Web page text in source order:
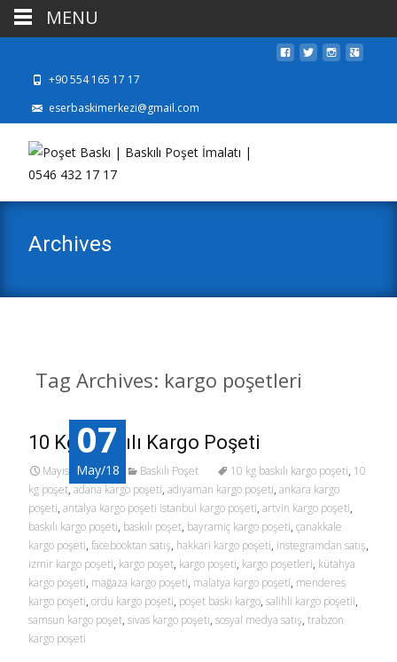
+90 554 165 17 17
eserbaskimerkezi@gmail.com
Archives
Tag Archives: kargo poşetleri
07
May/18
10 Kg Baskılı Kargo Poşeti
Mayıs 7, 2018 Baskılı Poşet 10 kg baskılı kargo poşeti, 10
kg poşet, adana kargo poşeti, adıyaman kargo poşeti, ankara kargo
poşeti, antalya kargo poşeti istanbul kargo poşeti, artvin kargo poşeti,
baskılı kargo poşeti, baskılı poşet, bayramiç kargo poşeti, çanakkale
kargo poşeti, facebooktan satış, hakkari kargo poşeti, instegramdan satış,
izmir kargo poşeti, kargo poşet, kargo poşeti, kargo poşetleri, kütahya
kargo poşeti, mağaza kargo poşeti, malatya kargo poşeti, menderes
kargo poşeti, ordu kargo poşeti, poşet baskı kargo, salihli kargo poşetii,
samsun kargo poşet, sivas kargo poşeti, sosyal medya satış, trabzon
kargo poşeti
MENU